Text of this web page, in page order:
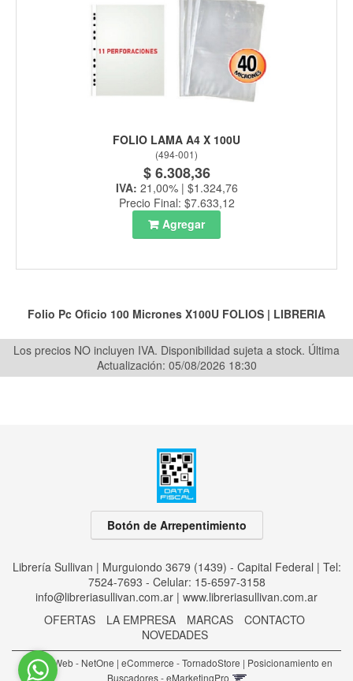
FOLIO LAMA A4 X 100U
(494-001)
$ 6.308,36
IVA: 21,00% | $1.324,76
Precio Final: $7.633,12
Agregar
Folio Pc Oficio 100 Micrones X100U FOLIOS | LIBRERIA
Los precios NO incluyen IVA. Disponibilidad sujeta a stock. Última
Actualización: 05/08/2026 18:30
Botón de Arrepentimiento
Librería Sullivan | Murguiondo 3679 (1439) - Capital Federal | Tel:
7524-7693 - Celular: 15-6597-3158
info@libreriasullivan.com.ar | www.libreriasullivan.com.ar
OFERTAS
LA EMPRESA MARCAS
CONTACTO
NOVEDADES
Diseño Web - NetOne | eCommerce - TornadoStore | Posicionamiento en
Buscadores - eMarketingPro